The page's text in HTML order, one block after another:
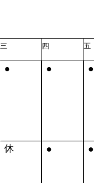
三 四 五
● ● ●
休 ● ●